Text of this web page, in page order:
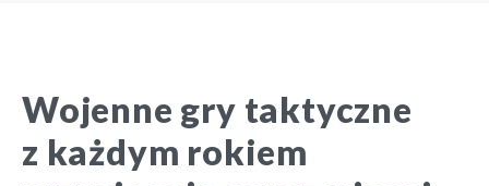
Wojenne gry taktyczne
z każdym rokiem